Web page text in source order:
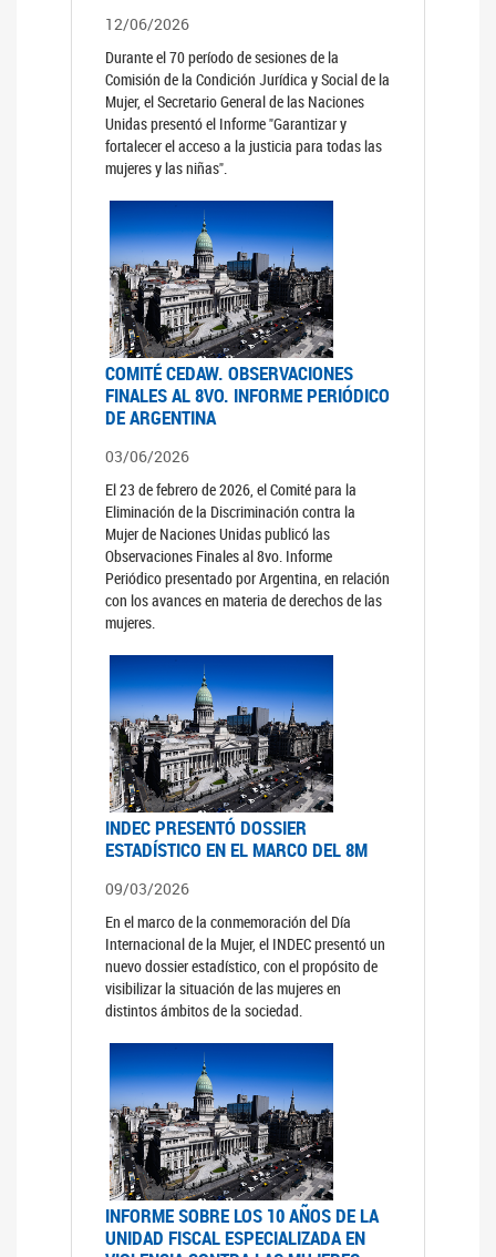
12/06/2026
Durante el 70 período de sesiones de la
Comisión de la Condición Jurídica y Social de la
Mujer, el Secretario General de las Naciones
Unidas presentó el Informe "Garantizar y
fortalecer el acceso a la justicia para todas las
mujeres y las niñas".
COMITÉ CEDAW. OBSERVACIONES
FINALES AL 8VO. INFORME PERIÓDICO
DE ARGENTINA
03/06/2026
El 23 de febrero de 2026, el Comité para la
Eliminación de la Discriminación contra la
Mujer de Naciones Unidas publicó las
Observaciones Finales al 8vo. Informe
Periódico presentado por Argentina, en relación
con los avances en materia de derechos de las
mujeres.
INDEC PRESENTÓ DOSSIER
ESTADÍSTICO EN EL MARCO DEL 8M
09/03/2026
En el marco de la conmemoración del Día
Internacional de la Mujer, el INDEC presentó un
nuevo dossier estadístico, con el propósito de
visibilizar la situación de las mujeres en
distintos ámbitos de la sociedad.
INFORME SOBRE LOS 10 AÑOS DE LA
UNIDAD FISCAL ESPECIALIZADA EN